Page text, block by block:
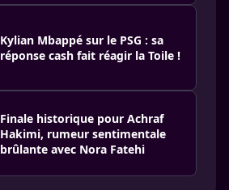
Kylian Mbappé sur le PSG : sa
réponse cash fait réagir la Toile !
Finale historique pour Achraf
Hakimi, rumeur sentimentale
brûlante avec Nora Fatehi